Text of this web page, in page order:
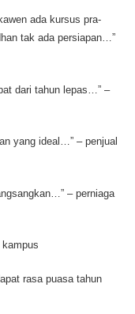
ada kursus pra-
tak ada persiapan…”
dari tahun lepas…” –
yang ideal…” – penjual
– perniaga
rasa puasa tahun